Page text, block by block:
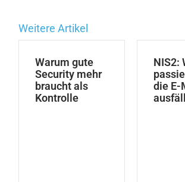
Weitere Artikel
Warum gute
Security mehr
braucht als
Kontrolle
NIS2:
die E-